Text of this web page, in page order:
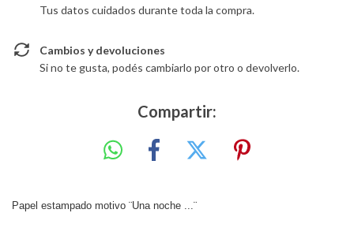
Tus datos cuidados durante toda la compra.
Cambios y devoluciones
Si no te gusta, podés cambiarlo por otro o devolverlo.
Compartir:
Papel estampado motivo ¨Una noche ...¨